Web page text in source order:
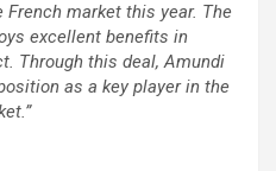
market this year. The
excellent benefits in
Through this deal, Amundi
as a key player in the